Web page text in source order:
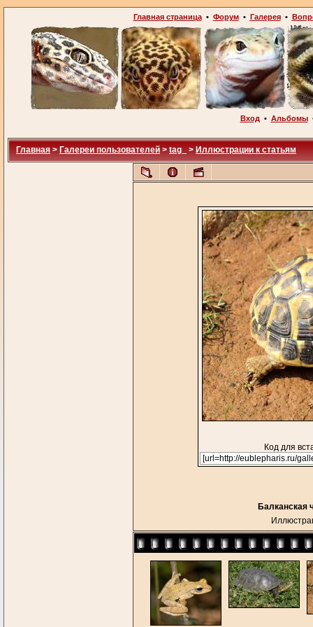
Главная страница• Форум• Галерея•
Вход • Альбомы
Главная > Галереи пользователей > tag_ > Иллюстрации к статьям
Код для
Балканская